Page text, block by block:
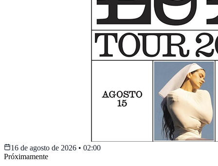
16 de agosto de 2026 • 02:00
Próximamente